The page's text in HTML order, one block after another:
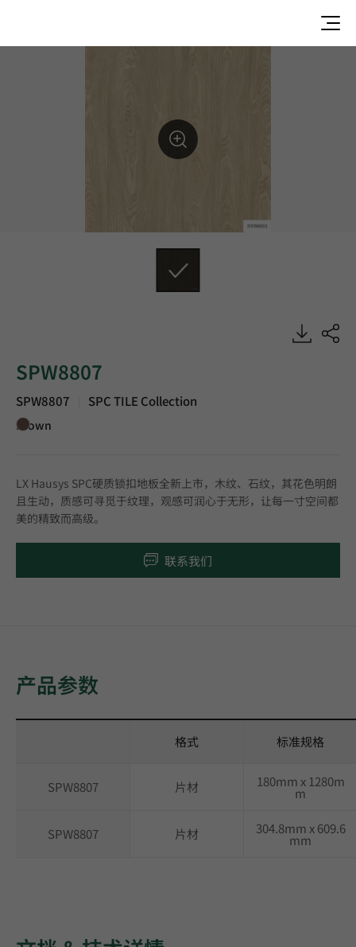
SPW8807
SPW8807 SPC TILE Collection
Brown
LX Hausys SPC硬质锁扣地板全新上市，木纹、石纹，其花色明朗
且生动，质感可寻觅于纹理，观感可润心于无形，让每一寸空间都
美的精致而高级。
联系我们
产品参数
格式 标准规格
SPW8807 片材 180mm x 1280m
m
SPW8807 片材 304.8mm x 609.6
mm